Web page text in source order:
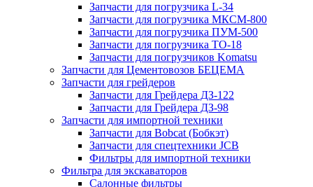
Запчасти для погрузчика L-34
Запчасти для погрузчика МКСМ-800
Запчасти для погрузчика ПУМ-500
Запчасти для погрузчика ТО-18
Запчасти для погрузчиков Komatsu
Запчасти для Цементовозов БЕЦЕМА
Запчасти для грейдеров
Запчасти для Грейдера ДЗ-122
Запчасти для Грейдера ДЗ-98
Запчасти для импортной техники
Запчасти для Bobcat (Бобкэт)
Запчасти для спецтехники JCB
Фильтры для импортной техники
Фильтра для экскаваторов
Салонные фильтры